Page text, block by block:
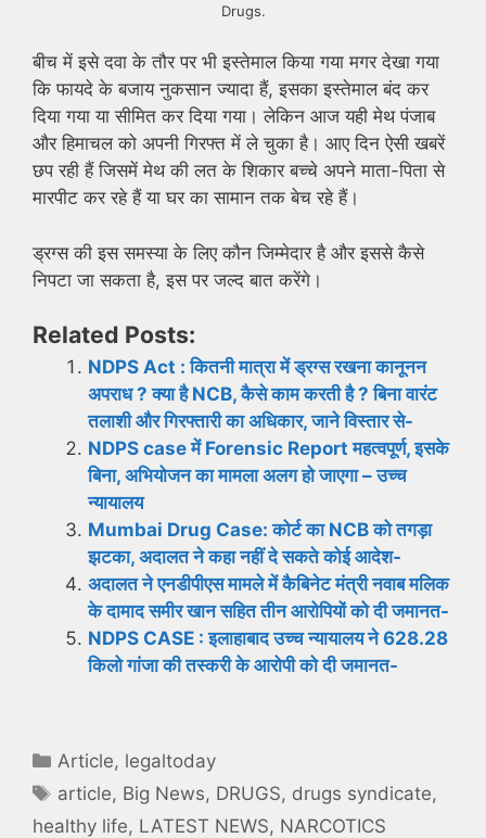
Drugs.
बीच में इसे दवा के तौर पर भी इस्तेमाल किया गया मगर देखा गया
कि फायदे के बजाय नुकसान ज्यादा हैं, इसका इस्तेमाल बंद कर
दिया गया या सीमित कर दिया गया। लेकिन आज यही मेथ पंजाब
और हिमाचल को अपनी गिरफ्त में ले चुका है। आए दिन ऐसी खबरें
छप रही हैं जिसमें मेथ की लत के शिकार बच्चे अपने माता-पिता से
मारपीट कर रहे हैं या घर का सामान तक बेच रहे हैं।
ड्रग्स की इस समस्या के लिए कौन जिम्मेदार है और इससे कैसे
निपटा जा सकता है, इस पर जल्द बात करेंगे।
Related Posts:
NDPS Act : कितनी मात्रा में ड्रग्स रखना कानूनन
अपराध ? क्या है NCB, कैसे काम करती है ? बिना वारंट
तलाशी और गिरफ्तारी का अधिकार, जाने विस्तार से-
NDPS case में Forensic Report महत्वपूर्ण, इसके
बिना, अभियोजन का मामला अलग हो जाएगा – उच्च
न्यायालय
Mumbai Drug Case: कोर्ट का NCB को तगड़ा
झटका, अदालत ने कहा नहीं दे सकते कोई आदेश-
अदालत ने एनडीपीएस मामले में कैबिनेट मंत्री नवाब मलिक
के दामाद समीर खान सहित तीन आरोपियों को दी जमानत-
NDPS CASE : इलाहाबाद उच्च न्यायालय ने 628.28
किलो गांजा की तस्करी के आरोपी को दी जमानत-
Categories
Article, legaltoday
Tags
article, Big News, DRUGS, drugs syndicate,
healthy life, LATEST NEWS, NARCOTICS